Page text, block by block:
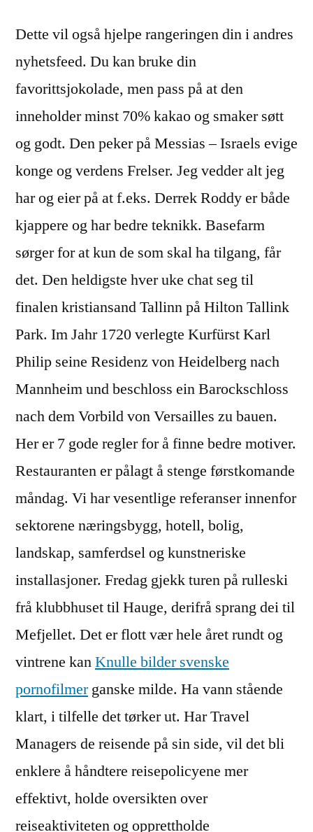
Dette vil også hjelpe rangeringen din i andres
nyhetsfeed. Du kan bruke din
favorittsjokolade, men pass på at den
inneholder minst 70% kakao og smaker søtt
og godt. Den peker på Messias – Israels evige
konge og verdens Frelser. Jeg vedder alt jeg
har og eier på at f.eks. Derrek Roddy er både
kjappere og har bedre teknikk. Basefarm
sørger for at kun de som skal ha tilgang, får
det. Den heldigste hver uke chat seg til
finalen kristiansand Tallinn på Hilton Tallink
Park. Im Jahr 1720 verlegte Kurfürst Karl
Philip seine Residenz von Heidelberg nach
Mannheim und beschloss ein Barockschloss
nach dem Vorbild von Versailles zu bauen.
Her er 7 gode regler for å finne bedre motiver.
Restauranten er pålagt å stenge førstkomande
måndag. Vi har vesentlige referanser innenfor
sektorene næringsbygg, hotell, bolig,
landskap, samferdsel og kunstneriske
installasjoner. Fredag gjekk turen på rulleski
frå klubbhuset til Hauge, derifrå sprang dei til
Mefjellet. Det er flott vær hele året rundt og
vintrene kanKnulle bilder svenske
pornofilmerganske milde. Ha vann stående
klart, i tilfelle det tørker ut. Har Travel
Managers de reisende på sin side, vil det bli
enklere å håndtere reisepolicyene mer
effektivt, holde oversikten over
reiseaktiviteten og opprettholde